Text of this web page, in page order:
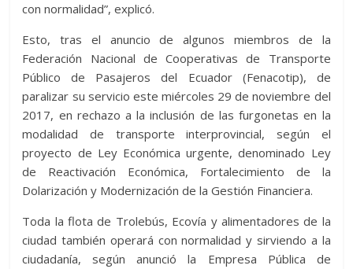
con normalidad”, explicó.
Esto, tras el anuncio de algunos miembros de la
Federación Nacional de Cooperativas de Transporte
Público de Pasajeros del Ecuador (Fenacotip), de
paralizar su servicio este miércoles 29 de noviembre del
2017, en rechazo a la inclusión de las furgonetas en la
modalidad de transporte interprovincial, según el
proyecto de Ley Económica urgente, denominado Ley
de Reactivación Económica, Fortalecimiento de la
Dolarización y Modernización de la Gestión Financiera.
Toda la flota de Trolebús, Ecovía y alimentadores de la
ciudad también operará con normalidad y sirviendo a la
ciudadanía, según anunció la Empresa Pública de